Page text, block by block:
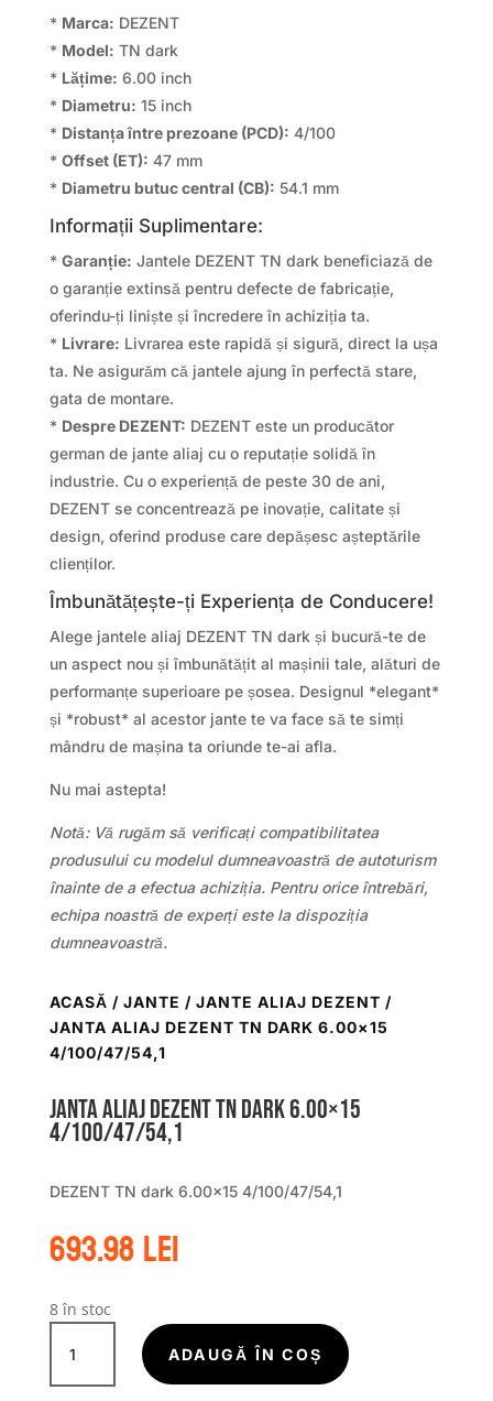
* Marca: DEZENT
* Model: TN dark
* Lățime: 6.00 inch
* Diametru: 15 inch
* Distanța între prezoane (PCD): 4/100
* Offset (ET): 47 mm
* Diametru butuc central (CB): 54.1 mm
Informații Suplimentare:
* Garanție: Jantele DEZENT TN dark beneficiază de
o garanție extinsă pentru defecte de fabricație,
oferindu-ți liniște și încredere în achiziția ta.
* Livrare: Livrarea este rapidă și sigură, direct la ușa
ta. Ne asigurăm că jantele ajung în perfectă stare,
gata de montare.
* Despre DEZENT: DEZENT este un producător
german de jante aliaj cu o reputație solidă în
industrie. Cu o experiență de peste 30 de ani,
DEZENT se concentrează pe inovație, calitate și
design, oferind produse care depășesc așteptările
clienților.
Îmbunătățește-ți Experiența de Conducere!
Alege jantele aliaj DEZENT TN dark și bucură-te de
un aspect nou și îmbunătățit al mașinii tale, alături de
performanțe superioare pe șosea. Designul *elegant*
și *robust* al acestor jante te va face să te simți
mândru de mașina ta oriunde te-ai afla.
Nu mai astepta!
Notă: Vă rugăm să verificați compatibilitatea
produsului cu modelul dumneavoastră de autoturism
înainte de a efectua achiziția. Pentru orice întrebări,
echipa noastră de experți este la dispoziția
dumneavoastră.
ACASĂ / JANTE / JANTE ALIAJ DEZENT /
JANTA ALIAJ DEZENT TN DARK 6.00×15
4/100/47/54,1
Janta aliaj DEZENT TN dark 6.00×15
4/100/47/54,1
DEZENT TN dark 6.00×15 4/100/47/54,1
693.98lei
8 în stoc
Cantitate
Janta
aliaj
ADAUGĂ ÎN COȘ